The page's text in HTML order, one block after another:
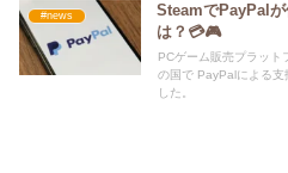
#news
SteamでPayPal
は？💳🎮
PCゲーム販売プラッ
の国で PayPalによる支
した。